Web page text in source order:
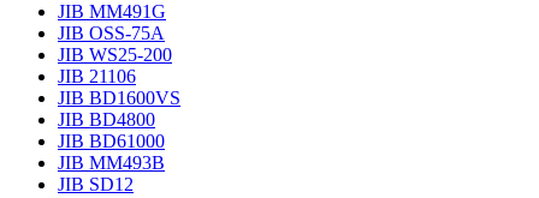
JIB MM491G
JIB OSS-75A
JIB WS25-200
JIB 21106
JIB BD1600VS
JIB BD4800
JIB BD61000
JIB MM493B
JIB SD12